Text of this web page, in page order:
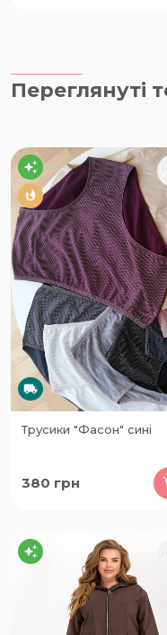
Переглянуті
Трусики "Фасон" сині
380 грн